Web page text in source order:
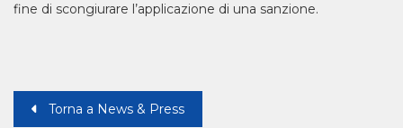
fine di scongiurare l’applicazione di una sanzione.
Torna a News & Press